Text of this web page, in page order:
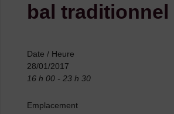
bal traditionnel
Date / Heure
28/01/2017
16 h 00 - 23 h 30
Emplacement